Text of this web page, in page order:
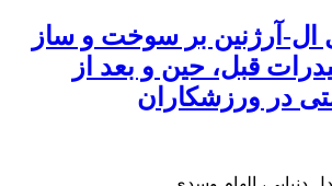
ال-آرژنین بر سوخت و ساز
قبل، حین و بعد از
در ورزشکاران